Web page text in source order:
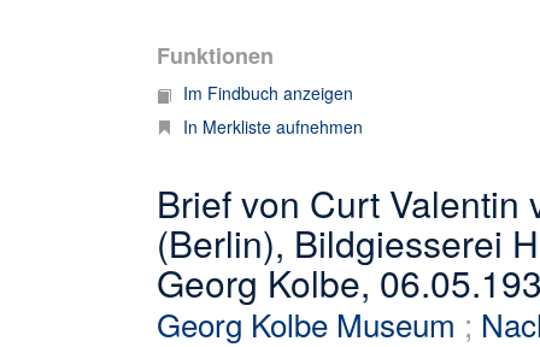
Funktionen
Im Findbuch anzeigen
In Merkliste aufnehmen
Brief von Curt Valentin
(Berlin), Bildgiesserei
Georg Kolbe,
Georg Kolbe Museum ;